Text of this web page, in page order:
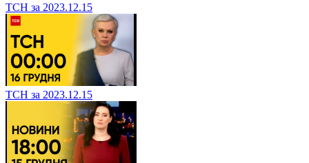
ТСН за 2023.12.15
ТСН за 2023.12.15